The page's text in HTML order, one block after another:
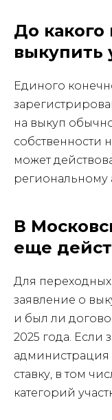
До
выкупить
Единого
на выкуп
собственности
может
региональному
В
еще
Для
заявление о
и был ли
2025 года. Если
ставку, в том
категорий